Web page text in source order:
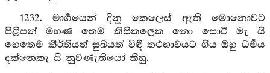
1232. මාර්‍ගයෙන් දිනූ කෙලෙස් ඇති මොනොවට
පිළිපන් මහණ තෙම කිසිකලෙක නො සොවී මැ යි
හෙතෙම කීර්තියත් සුඛයත් විඳී තථභාවයට ගිය ඔහු ධර්‍මය
දක්නෙකැ යි නුවණැතියෝ කීහු.